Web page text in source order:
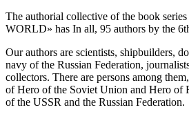
The authorial collective of the book
WORLD» has In all, 95 authors by the
Our authors are scientists, shipbuilders,
navy of the Russian Federation,
collectors. There are persons among
of Hero of the Soviet Union and Hero of
of the USSR and the Russian Federation.